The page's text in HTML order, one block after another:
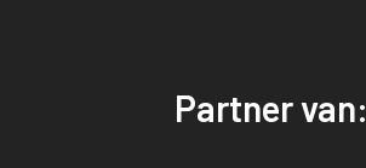
Partner van: